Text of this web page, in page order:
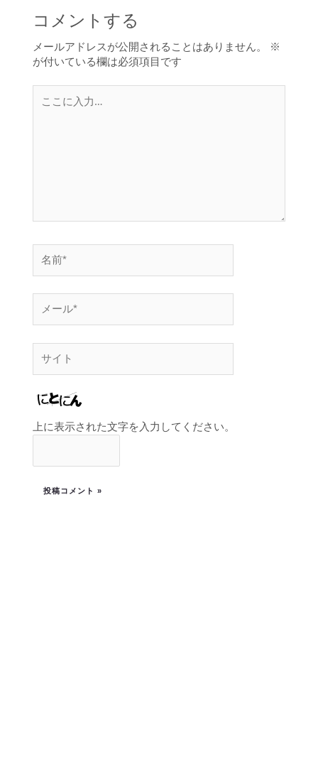
コメントする
メールアドレスが公開されることはありません。
※
が付いている欄は必須項目です
上に表示された文字を入力してください。